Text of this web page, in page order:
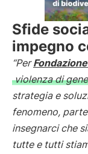
Sfide
impegno
“Per
violenza di
strategia e
fenomeno,
insegnarci che
tutte e tutti